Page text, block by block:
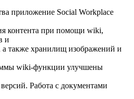
приложение Social Workplace
контента при помощи wiki,
и
также хранилищ изображений и
wiki-функции улучшены
Работа с документами